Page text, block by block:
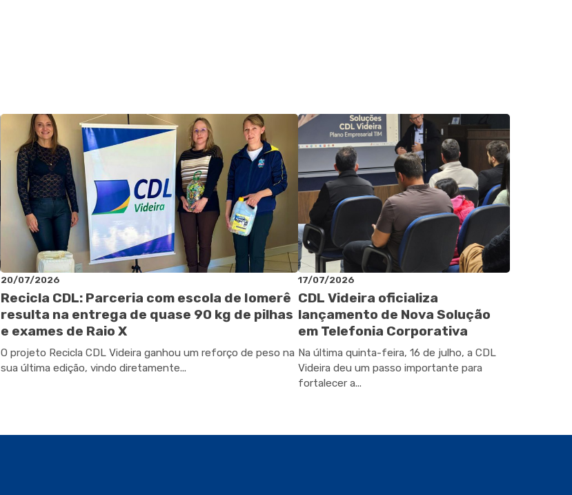
20/07/2026
Recicla CDL: Parceria com escola de Iomerê
resulta na entrega de quase 90 kg de pilhas
e exames de Raio X
O projeto Recicla CDL Videira ganhou um reforço de peso na
sua última edição, vindo diretamente...
17/07/2026
CDL Videira oficializa
lançamento de Nova Solução
em Telefonia Corporativa
Na última quinta-feira, 16 de julho, a CDL
Videira deu um passo importante para
fortalecer a...